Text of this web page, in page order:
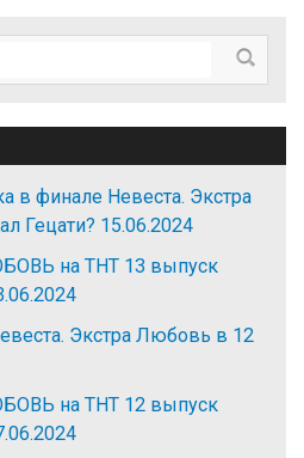
в финале Невеста. Экстра
Гецати? 15.06.2024
на ТНТ 13 выпуск
Экстра Любовь в 12
на ТНТ 12 выпуск